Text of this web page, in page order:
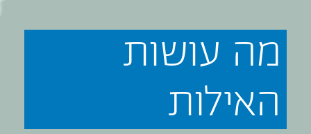
מה עושות
האילות